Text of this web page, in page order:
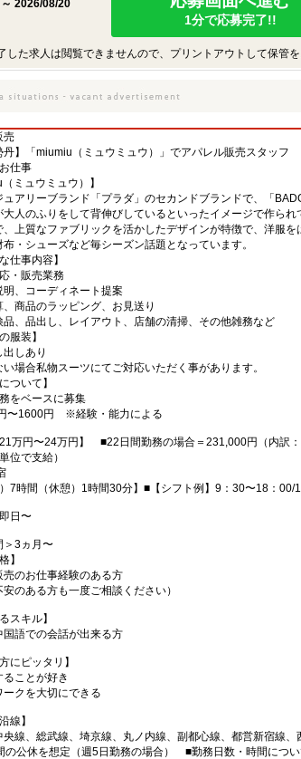
2026/08/20
1分で応募完了!!
た求人は閲覧できませんので、プリントアウトして保管を
売
丹】「miumiu（ミュウミュウ）」でアパレル販売スタッフ
仕事
ミュウミュウ）】
ュアリーブランド「プラダ」のセカンドブランドで、「
人のふりをして背伸びしているといったイメージで作られ
、上質なファブリックを活かしたデザインが特徴で、洋服を
・シューズなど毎シーズン話題となっています。
仕事内容】
・販売業務
明、コーディネート提案
、商品のラッピング、お見送り
品、品出し、レイアウト、店舗の清掃、その他雑務など
服装】
出しあり
場合私物スーツにてご対応いただく事があります。
ついて】
をベースに募集
〜1600円 ※経験・能力による
万円〜24万円】 ■22日間勤務の場合＝231,000円（内訳
位で支給）
7時間（休憩）1時間30分】■【シフト例】9：30〜18：
日〜
＞3ヵ月〜
】
売のお仕事経験のある方
安のある方も一度ご相談ください）
スキル】
国語での会話が出来る方
にピッタリ】
ることが好き
ークを大切にできる
線】
央線、総武線、埼京線、丸ノ内線、副都心線、都営新宿線、
の公休を想定（週5日勤務の場合） ■勤務日数・時間につい